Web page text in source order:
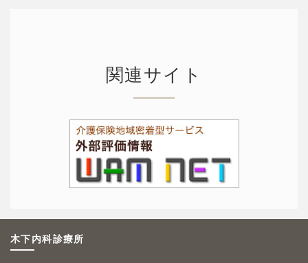
関連サイト
木下内科診療所